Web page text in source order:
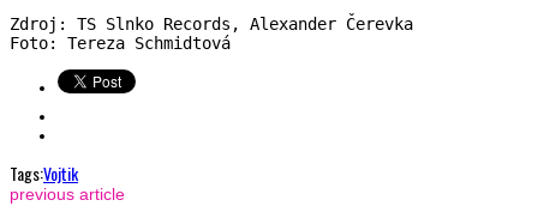
Zdroj: TS Slnko Records, Alexander Čerevka
Foto: Tereza Schmidtová
Tags:Vojtik
previous article